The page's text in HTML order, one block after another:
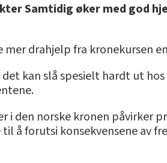
Samtidig øker med god
drahjelp fra kronekursen
kan slå spesielt hardt ut
i den norske kronen påvirker
å forutsi konsekvensene av